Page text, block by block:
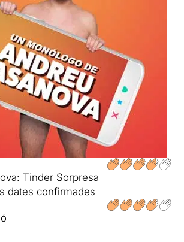
Tinder Sorpresa
dates confirmades